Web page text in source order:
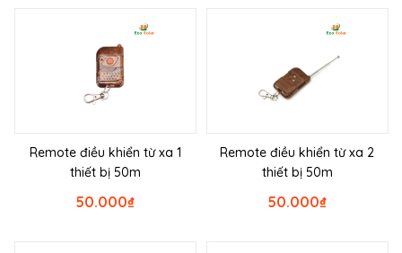
Remote điều khiển từ xa 1
thiết bị 50m
₫
50.000
Remote điều khiển từ xa 2
thiết bị 50m
₫
50.000